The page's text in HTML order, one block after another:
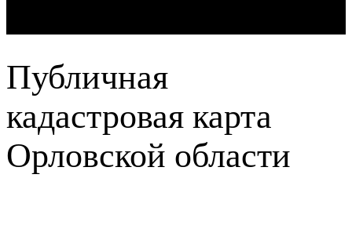
Публичная
кадастровая карта
Орловской области